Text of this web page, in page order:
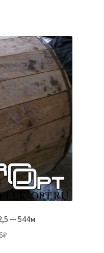
— 544м
₽